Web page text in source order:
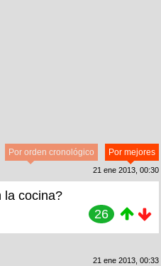
Por mejores
Por orden cronológico
21 ene 2013, 00:30
la cocina?
26
21 ene 2013, 00:33